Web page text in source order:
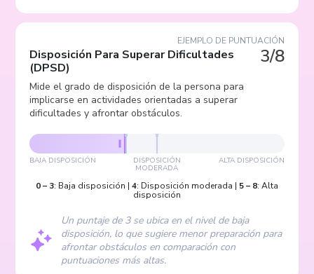
EJEMPLO DE PUNTUACIÓN
3/8
Disposición Para Superar Dificultades
(DPSD)
Mide el grado de disposición de la persona para
implicarse en actividades orientadas a superar
dificultades y afrontar obstáculos.
BAJA DISPOSICIÓN DISPOSICIÓN
MODERADA
ALTA DISPOSICIÓN
0– 3: Baja disposición | 4: Disposición moderada | 5– 8: Alta
disposición
Un puntaje de 3 se ubica en el nivel de baja
disposición, lo que sugiere menor preparación para
afrontar obstáculos en comparación con
puntuaciones más altas.